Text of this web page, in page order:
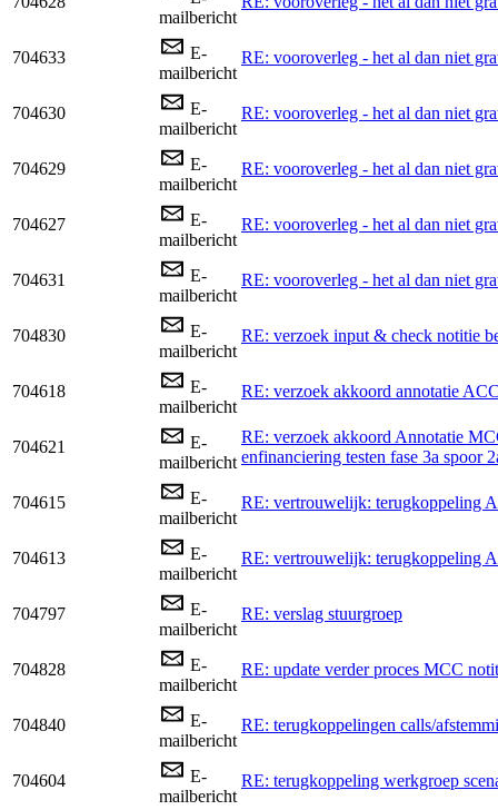
mailbericht
704633
E-
mailbericht
RE: vooroverleg - het al dan niet
704630
E-
mailbericht
RE: vooroverleg - het al dan niet
704629
E-
mailbericht
RE: vooroverleg - het al dan niet
704627
E-
mailbericht
RE: vooroverleg - het al dan niet
704631
E-
mailbericht
RE: vooroverleg - het al dan niet
704830
E-
mailbericht
RE: verzoek input & check notitie
704618
E-
mailbericht
RE: verzoek akkoord annotatie
704621
E-
mailbericht
RE: verzoek akkoord Annotatie
enfinanciering testen fase 3a spoor
704615
E-
mailbericht
RE: vertrouwelijk: terugkoppeling
704613
E-
mailbericht
RE: vertrouwelijk: terugkoppeling
704797
E-
mailbericht
RE: verslag stuurgroep
704828
E-
mailbericht
RE: update verder proces MCC
704840
E-
mailbericht
RE: terugkoppelingen calls/
704604
E-
mailbericht
RE: terugkoppeling werkgroep